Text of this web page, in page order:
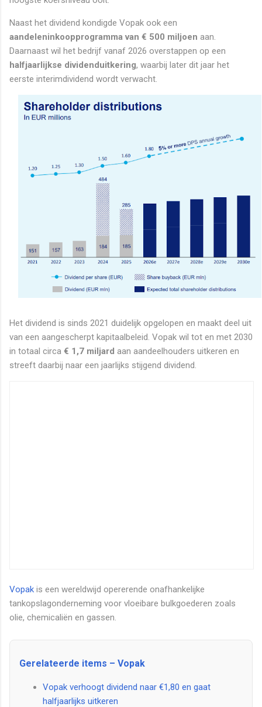
Naast het dividend kondigde Vopak ook een
aandeleninkoopprogramma van € 500 miljoen aan.
Daarnaast wil het bedrijf vanaf 2026 overstappen op een
halfjaarlijkse dividenduitkering, waarbij later dit jaar het
eerste interimdividend wordt verwacht.
Het dividend is sinds 2021 duidelijk opgelopen en maakt deel uit
van een aangescherpt kapitaalbeleid. Vopak wil tot en met 2030
in totaal circa € 1,7 miljard aan aandeelhouders uitkeren en
streeft daarbij naar een jaarlijks stijgend dividend.
Vopak is een wereldwijd opererende onafhankelijke
tankopslagonderneming voor vloeibare bulkgoederen zoals
olie, chemicaliën en gassen.
Gerelateerde items – Vopak
Vopak verhoogt dividend naar €1,80 en gaat
halfjaarlijks uitkeren